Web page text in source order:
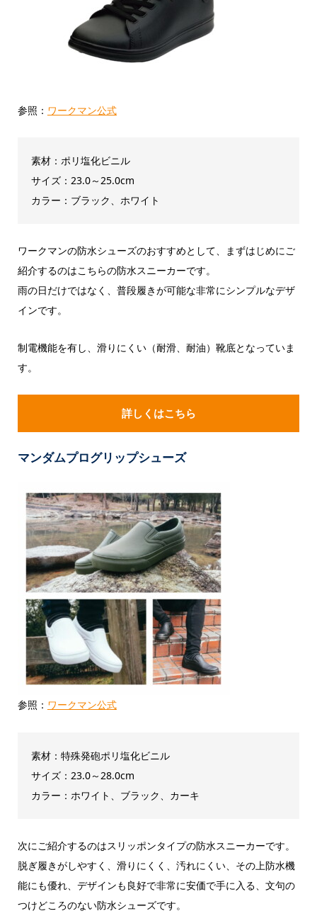
参照： ワークマン公式
素材：ポリ塩化ビニル
サイズ：23.0～25.0cm
カラー：ブラック、ホワイト
ワークマンの防水シューズのおすすめとして、まずはじめにご
紹介するのはこちらの防水スニーカーです。
雨の日だけではなく、普段履きが可能な非常にシンプルなデザ
インです。
制電機能を有し、滑りにくい（耐滑、耐油）靴底となっていま
す。
詳しくはこちら
マンダムプログリップシューズ
参照： ワークマン公式
素材：特殊発砲ポリ塩化ビニル
サイズ：23.0～28.0cm
カラー：ホワイト、ブラック、カーキ
次にご紹介するのはスリッポンタイプの防水スニーカーです。
脱ぎ履きがしやすく、滑りにくく、汚れにくい、その上防水機
能にも優れ、デザインも良好で非常に安価で手に入る、文句の
つけどころのない防水シューズです。